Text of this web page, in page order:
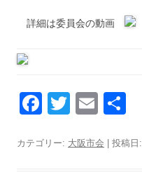
詳細は委員会の動画
F
c
T
tt
E
ail
カテゴリー: 大阪市会 | 投稿日: